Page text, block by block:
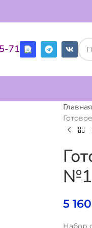
71
Главная
5
Набор